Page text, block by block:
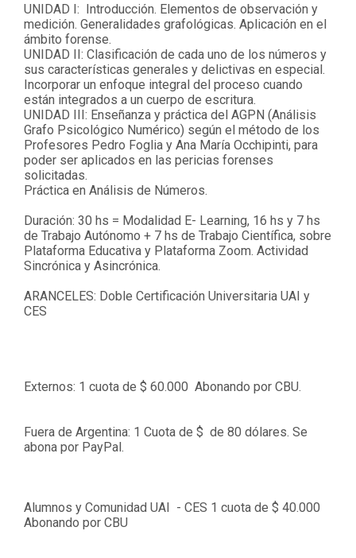
UNIDAD I: Introducción. Elementos de observación y
medición. Generalidades grafológicas. Aplicación en el
ámbito forense.
UNIDAD II: Clasificación de cada uno de los números y
sus características generales y delictivas en especial.
Incorporar un enfoque integral del proceso cuando
están integrados a un cuerpo de escritura.
UNIDAD III: Enseñanza y práctica del AGPN (Análisis
Grafo Psicológico Numérico) según el método de los
Profesores Pedro Foglia y Ana María Occhipinti, para
poder ser aplicados en las pericias forenses
solicitadas.
Práctica en Análisis de Números.
Duración: 30 hs = Modalidad E- Learning, 16 hs y 7 hs
de Trabajo Autónomo + 7 hs de Trabajo Científica, sobre
Plataforma Educativa y Plataforma Zoom. Actividad
Sincrónica y Asincrónica.
ARANCELES: Doble Certificación Universitaria UAI y
CES
Externos: 1 cuota de $ 60.000 Abonando por CBU.
Fuera de Argentina: 1 Cuota de $ de 80 dólares. Se
abona por PayPal.
Alumnos y Comunidad UAI - CES 1 cuota de $ 40.000
Abonando por CBU